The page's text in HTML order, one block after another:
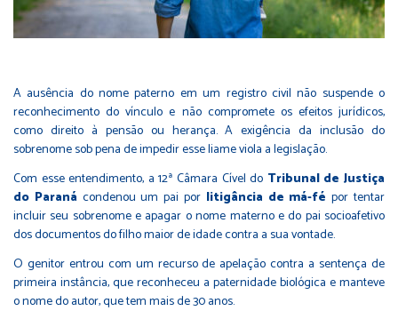
A ausência do nome paterno em um registro civil não suspende o
reconhecimento do vínculo e não compromete os efeitos jurídicos,
como direito à pensão ou herança. A exigência da inclusão do
sobrenome sob pena de impedir esse liame viola a legislação.
Com esse entendimento, a 12ª Câmara Cível do Tribunal de Justiça
do Paraná condenou um pai por litigância de má-fé por tentar
incluir seu sobrenome e apagar o nome materno e do pai socioafetivo
dos documentos do filho maior de idade contra a sua vontade.
O genitor entrou com um recurso de apelação contra a sentença de
primeira instância, que reconheceu a paternidade biológica e manteve
o nome do autor, que tem mais de 30 anos.